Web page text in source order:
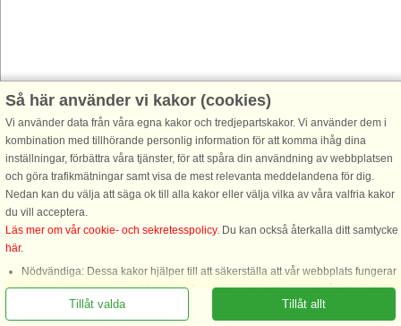
Så här använder vi kakor (cookies)
Vi använder data från våra egna kakor och tredjepartskakor. Vi använder dem i
kombination med tillhörande personlig information för att komma ihåg dina
inställningar, förbättra våra tjänster, för att spåra din användning av webbplatsen
och göra trafikmätningar samt visa de mest relevanta meddelandena för dig.
Nedan kan du välja att säga ok till alla kakor eller välja vilka av våra valfria kakor
du vill acceptera.
Läs mer om vår cookie- och sekretesspolicy. Du kan också återkalla ditt samtycke
här.
Nödvändiga: Dessa kakor hjälper till att säkerställa att vår webbplats fungerar
genom att aktivera grundläggande funktioner som att komma ihåg listan över
Tillåt allt
Tillåt valda